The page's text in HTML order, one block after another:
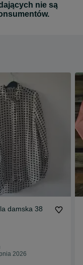
nie są
damska 38
2026